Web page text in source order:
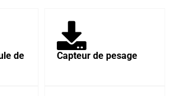
de
Capteur de pesage